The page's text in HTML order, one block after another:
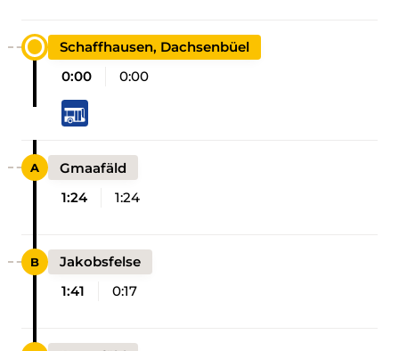
Schaffhausen, Dachsenbüel
0:00
0:00
Gmaafäld
1:24
1:24
Jakobsfelse
1:41
0:17